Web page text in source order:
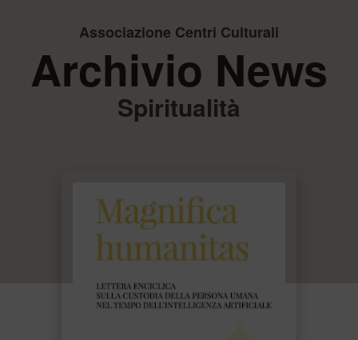
Associazione Centri Culturali
Archivio News
Spiritualità